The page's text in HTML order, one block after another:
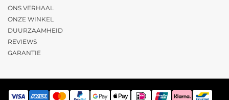
ONS VERHAAL
ONZE WINKEL
DUURZAAMHEID
REVIEWS
GARANTIE